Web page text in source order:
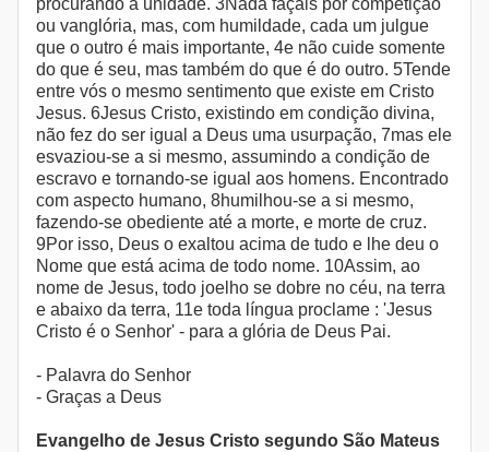
procurando a unidade. 3Nada façais por competição
ou vanglória, mas, com humildade, cada um julgue
que o outro é mais importante, 4e não cuide somente
do que é seu, mas também do que é do outro. 5Tende
entre vós o mesmo sentimento que existe em Cristo
Jesus. 6Jesus Cristo, existindo em condição divina,
não fez do ser igual a Deus uma usurpação, 7mas ele
esvaziou-se a si mesmo, assumindo a condição de
escravo e tornando-se igual aos homens. Encontrado
com aspecto humano, 8humilhou-se a si mesmo,
fazendo-se obediente até a morte, e morte de cruz.
9Por isso, Deus o exaltou acima de tudo e lhe deu o
Nome que está acima de todo nome. 10Assim, ao
nome de Jesus, todo joelho se dobre no céu, na terra
e abaixo da terra, 11e toda língua proclame : 'Jesus
Cristo é o Senhor' - para a glória de Deus Pai.
- Palavra do Senhor
- Graças a Deus
Evangelho de Jesus Cristo segundo São Mateus